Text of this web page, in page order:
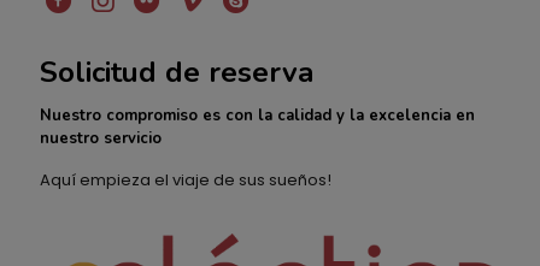
Solicitud de reserva
Nuestro compromiso es con la calidad y la excelencia en
nuestro servicio
Aquí empieza el viaje de sus sueños!